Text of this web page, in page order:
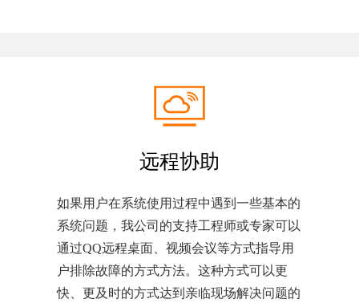
远程协助
如果用户在系统使用过程中遇到一些基本的
系统问题，我公司的支持工程师或专家可以
通过QQ远程桌面、视频会议等方式指导用
户排除故障的方式方法。这种方式可以更
快、更及时的方式达到亲临现场解决问题的